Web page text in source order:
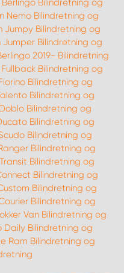
Bilindretning og
Nemo Bilindretning og
Jumpy Bilindretning og
Jumper Bilindretning og
2019- Bilindretning
Bilindretning og
Bilindretning og
Bilindretning og
Bilindretning og
Bilindretning og
Bilindretning og
Bilindretning og
Bilindretning og
Bilindretning og
Bilindretning og
Bilindretning og
Van Bilindretning og
Daily Bilindretning og
Ram Bilindretning og